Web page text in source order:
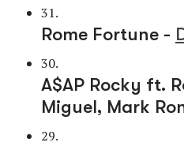
31.
Rome Fortune -
30.
A$AP Rocky ft.
Miguel, Mark
29.